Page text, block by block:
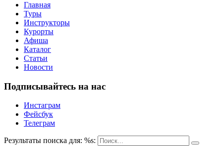
Главная
Туры
Инструкторы
Курорты
Афиша
Каталог
Статьи
Новости
Подписывайтесь на нас
Инстаграм
Фейсбук
Телеграм
Результаты поиска для: %s: